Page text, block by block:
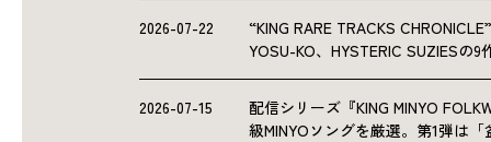
2026-07-22
“KING RARE TRACKS
YOSU-KO、HYSTERIC SUZIESの9
2026-07-15
配信シリーズ『KING MINYO
級MINYOソングを厳選。第1弾は